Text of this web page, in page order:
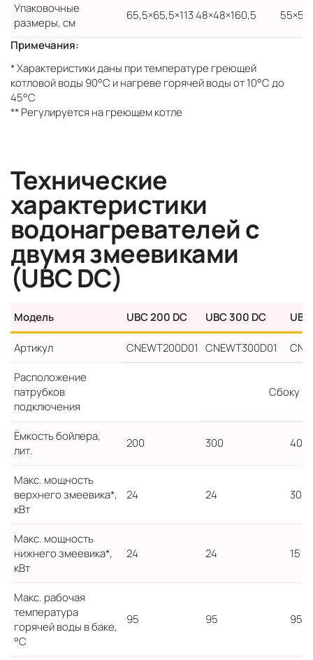
Упаковочные
размеры, см
65,5×65,5×113 48×48×160,5
Примечания:
* Характеристики даны при температуре греющей
котловой воды 90°С и нагреве горячей воды от 10°С до
45°С
** Регулируется на греющем котле
Технические
характеристики
водонагревателей с
двумя змеевиками
(UBC DC)
Модель UBC 200 DC UBC 300 DC
Артикул CNEWT200D01 CNEWT300D01
Расположение
патрубков
подключения
Сбоку
Ёмкость бойлера,
лит.
200 300 400
Макс. мощность
верхнего змеевика*,
кВт
24 24 30
Макс. мощность
нижнего змеевика*,
кВт
24 24 15
Макс. рабочая
температура
горячей воды в баке,
°C
95 95 95